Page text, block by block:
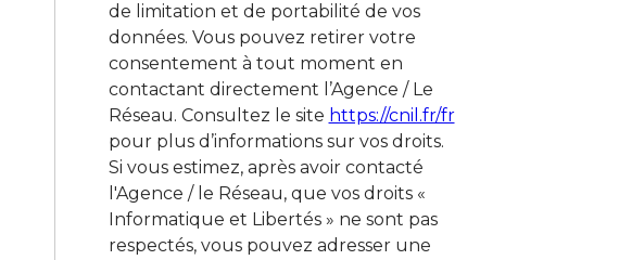
de limitation et de portabilité de vos
données. Vous pouvez retirer votre
consentement à tout moment en
contactant directement l’Agence / Le
Réseau. Consultez le site https://cnil.fr/fr
pour plus d’informations sur vos droits.
Si vous estimez, après avoir contacté
l'Agence / le Réseau, que vos droits «
Informatique et Libertés » ne sont pas
respectés, vous pouvez adresser une